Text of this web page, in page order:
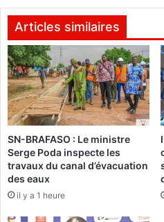
p
r
l
'
a
u
t
o
n
o
m
i
l
m
i
n
a
t
i
o
n
t
o
t
a
Articles similaires
SN-BRAFASO : Le ministre
Serge Poda inspecte les
travaux du canal d’évacuation
des eaux
il y a 1 heure